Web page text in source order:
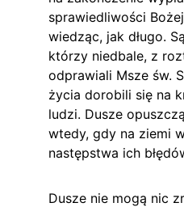
sprawiedliwości
wiedząc, jak długo.
którzy niedbale, z
odprawiali Msze św.
życia dorobili się na
ludzi. Dusze
wtedy, gdy na ziemi
następstwa ich
Dusze nie mogą nic